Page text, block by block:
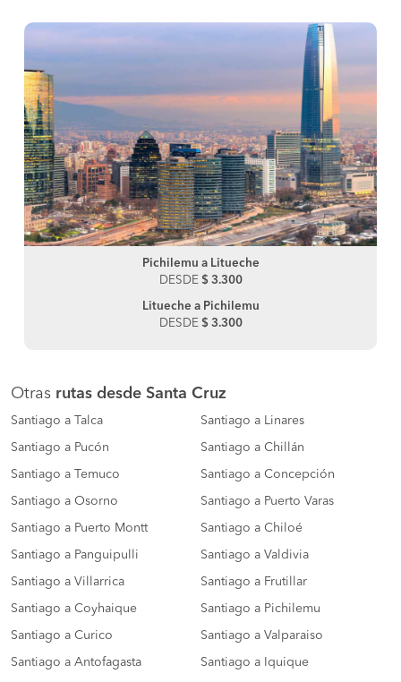
Pichilemu a Litueche
DESDE $ 3.300
Litueche a Pichilemu
DESDE $ 3.300
Otras rutas desde Santa Cruz
Santiago a Talca Santiago a Linares
Santiago a Pucón Santiago a Chillán
Santiago a Temuco Santiago a Concepción
Santiago a Osorno Santiago a Puerto Varas
Santiago a Puerto Montt Santiago a Chiloé
Santiago a Panguipulli Santiago a Valdivia
Santiago a Villarrica Santiago a Frutillar
Santiago a Coyhaique Santiago a Pichilemu
Santiago a Curico Santiago a Valparaiso
Santiago a Antofagasta Santiago a Iquique